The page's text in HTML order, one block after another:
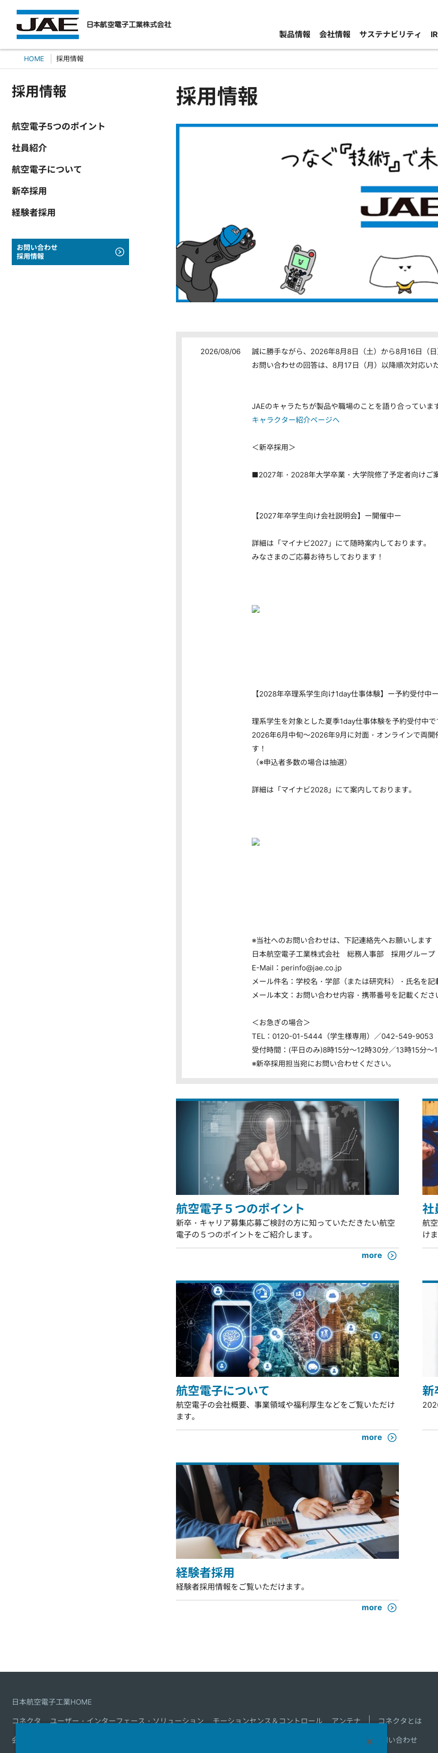
製品情報 会社情報 サステナビリティ
HOME 採用情報
採用情報
航空電子5つのポイント
社員紹介
航空電子について
新卒採用
経験者採用
お問い合わせ
採用情報
採用情報
2026/08/06
誠に勝手ながら、2026年8月8日（土）から8月16日（
お問い合わせの回答は、8月17日（月）以降順次対応い
JAEのキャラたちが製品や職場のことを語り合っていま
キャラクター紹介ページへ
＜新卒採用＞
■2027年・2028年大学卒業・大学院修了予定者向けご
【2027年卒学生向け会社説明会】ー開催中ー
詳細は「マイナビ2027」にて随時案内しております。
みなさまのご応募お待ちしております！
【2028年卒理系学生向け1day仕事体験】ー予約受付中
理系学生を対象とした夏季1day仕事体験を予約受付中で
2026年6月中旬～2026年9月に対面・オンラインで両
す！
（※申込者多数の場合は抽選）
詳細は「マイナビ2028」にて案内しております。
※当社へのお問い合わせは、下記連絡先へお願いします
日本航空電子工業株式会社 総務人事部 採用グループ
E-Mail：perinfo@jae.co.jp
メール件名：学校名・学部（または研究科）・氏名を記
メール本文：お問い合わせ内容・携帯番号を記載くださ
＜お急ぎの場合＞
TEL：0120-01-5444（学生様専用）／042-549-9053
受付時間：(平日のみ)8時15分～12時30分／13時15分～
※新卒採用担当宛にお問い合わせください。
航空電子５つのポイント
新卒・キャリア募集応募ご検討の方に知っていただきたい航空
電子の５つのポイントをご紹介します。
more
社
航
け
航空電子について
航空電子の会社概要、事業領域や福利厚生などをご覧いただけ
ます。
more
新
経験者採用
経験者採用情報をご覧いただけます。
more
日本航空電子工業HOME
コネクタ ユーザー・インターフェース・ソリューション モーションセンス＆コントロール アンテナ コネクタとは
会社情報 お問い合わせ